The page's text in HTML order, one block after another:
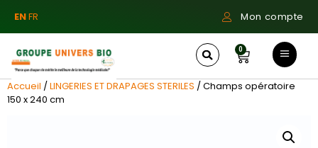
ENFR Mon compte
0
Accueil /LINGERIES ET DRAPAGES STERILES / Champs opératoire
150 x 240 cm